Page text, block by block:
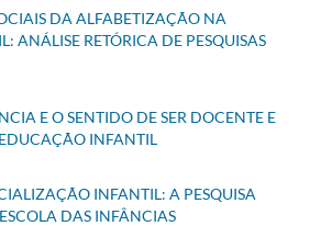
DA ALFABETIZAÇÃO NA
ANÁLISE RETÓRICA DE PESQUISAS
E O SENTIDO DE SER DOCENTE E
INFANTIL
INFANTIL: A PESQUISA
DAS INFÂNCIAS